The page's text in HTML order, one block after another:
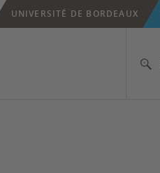
UNIVERSITÉ DE BORDEAUX